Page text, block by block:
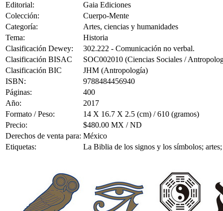
Editorial:
Gaia Ediciones
Colección:
Cuerpo-Mente
Categoría:
Artes, ciencias y humanidades
Tema:
Historia
Clasificación Dewey:
302.222 - Comunicación no verbal.
Clasificación BISAC
SOC002010 (Ciencias Sociales /
Clasificación BIC
JHM (Antropología)
ISBN:
9788484456940
Páginas:
400
Año:
2017
Formato / Peso:
14 X 16.7 X 2.5 (cm) / 610 (gramos)
Precio:
$480.00 MX / ND
Derechos de venta para: México
Etiquetas:
La Biblia de los signos y los símbolos;